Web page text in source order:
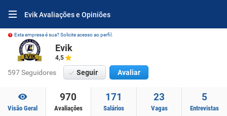
Evik Avaliações e Opiniões
Esta empresa é sua? Solicite acesso ao perfil.
Evik
4,5
597 Seguidores Seguir Avaliar
Visão Geral
970
Avaliações
171
Salários
23
Vagas
5
Entrevistas